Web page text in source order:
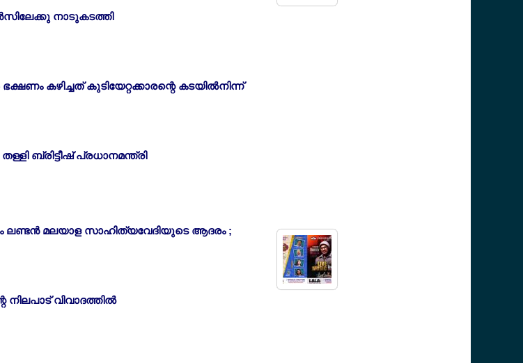
നാടുകടത്തി
കഴിച്ചത് കുടിയേറ്റക്കാരന്റെ കടയില്‍നിന്ന്
ബ്രിട്ടീഷ് പ്രധാനമന്ത്രി
ലണ്ടന്‍ മലയാള സാഹിത്യവേദിയുടെ ആദരം ;
നിലപാട് വിവാദത്തില്‍